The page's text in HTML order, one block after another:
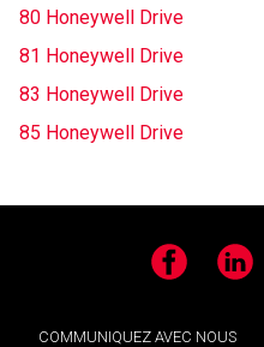
80 Honeywell Drive
81 Honeywell Drive
83 Honeywell Drive
85 Honeywell Drive
Facebook LinkedIn
COMMUNIQUEZ AVEC NOUS